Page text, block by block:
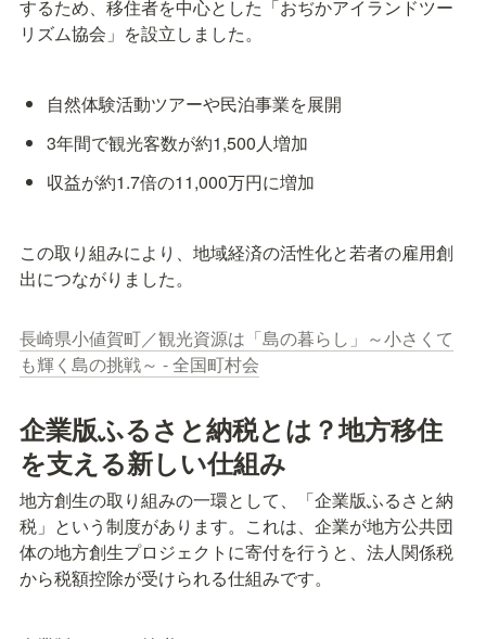
するため、移住者を中心とした「おぢかアイランドツー
リズム協会」を設立しました。
自然体験活動ツアーや民泊事業を展開
3年間で観光客数が約1,500人増加
収益が約1.7倍の11,000万円に増加
この取り組みにより、地域経済の活性化と若者の雇用創
出につながりました。
長崎県小値賀町／観光資源は「島の暮らし」～小さくて
も輝く島の挑戦～ - 全国町村会
企業版ふるさと納税とは？地方移住
を支える新しい仕組み
地方創生の取り組みの一環として、「企業版ふるさと納
税」という制度があります。これは、企業が地方公共団
体の地方創生プロジェクトに寄付を行うと、法人関係税
から税額控除が受けられる仕組みです。